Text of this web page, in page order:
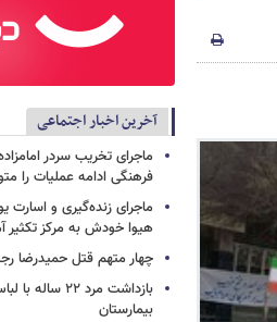
آخرین اخبار اجتماعی
ماجرای تخریب سردر
فرهنگی ادامه عملیات را
ماجرای زنده‌گیری و اسارت
هیوا خودش به مرکز تکثیر
چهار متهم قتل حمیدرضا
بازداشت مرد
بیمارستان